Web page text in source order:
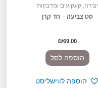
יצירה, קעקועים ומדבקות
סט צביעה – חד קרן
₪69.00
הוספה לסל
הוספה לווישליסט